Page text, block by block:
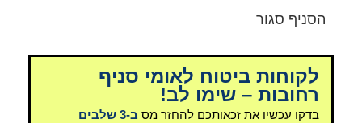
הסניף סגור
לקוחות ביטוח לאומי סניף
רחובות – שימו לב!
בדקו עכשיו את זכאותכם להחזר מס
ב-3 שלבים